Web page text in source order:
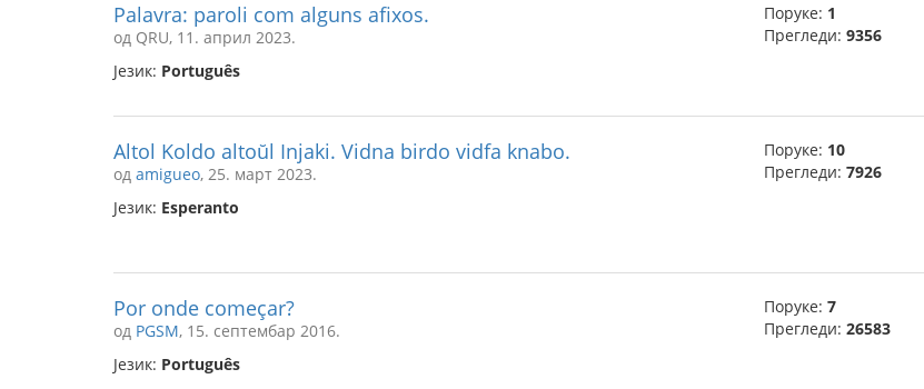
Palavra: paroli com alguns afixos.
од QRU, 11. април 2023.
Језик: Português
Поруке: 1
Прегледи: 9356
Altol Koldo altoŭl Injaki. Vidna birdo vidfa knabo.
од amigueo, 25. март 2023.
Језик: Esperanto
Поруке: 10
Прегледи: 7926
Por onde começar?
од PGSM, 15. септембар 2016.
Језик: Português
Поруке: 7
Прегледи: 26583